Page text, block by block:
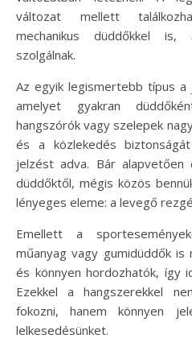
változat mellett
mechanikus düddőkkel is,
szolgálnak.
Az egyik legismertebb típus a
amelyet gyakran
hangszórók vagy szelepek
és a közlekedés
jelzést adva. Bár
düddőktől, mégis közös
lényeges eleme: a levegő
Emellett a
műanyag vagy gumidüddők
és könnyen hordozhatók, így
Ezekkel a hangszerekkel
fokozni, hanem könnyen
lelkesedésünket.